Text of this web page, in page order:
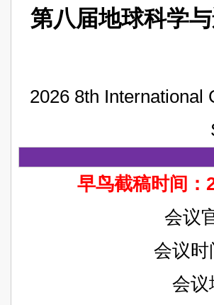
第八届地球科学
2026 8th International
早鸟截稿时间：
会议
会议时
会议